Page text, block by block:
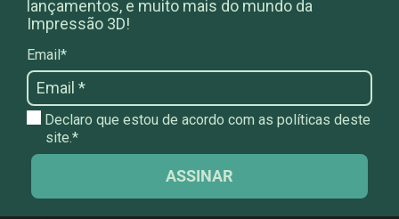
lançamentos, e muito mais do mundo da
Impressão 3D!
Email*
Declaro que estou de acordo com as políticas deste
site.*
ASSINAR